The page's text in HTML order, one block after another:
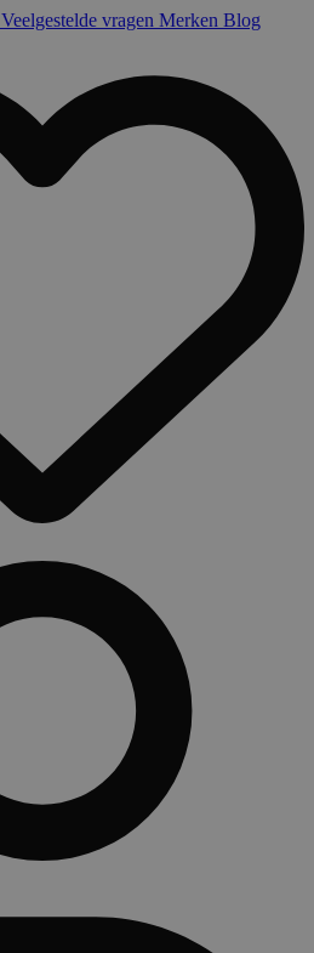
Veelgestelde vragen Merken Blog